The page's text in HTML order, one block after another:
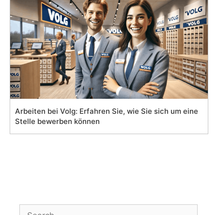
Arbeiten bei Volg: Erfahren Sie, wie Sie sich um eine
Stelle bewerben können
Search